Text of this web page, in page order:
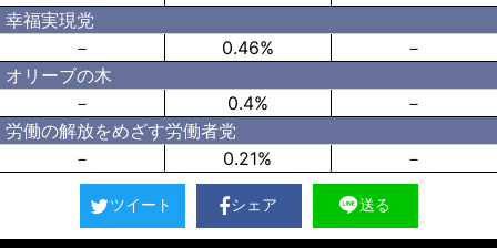
幸福実現党
－
0.46%
－
オリーブの木
－
0.4%
－
労働の解放をめざす労働者党
－
0.21% －
ツイート シェア 送る